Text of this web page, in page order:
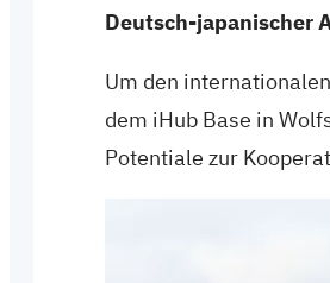
Deutsch-japanischer
Um den
dem iHub Base in
Potentiale zur